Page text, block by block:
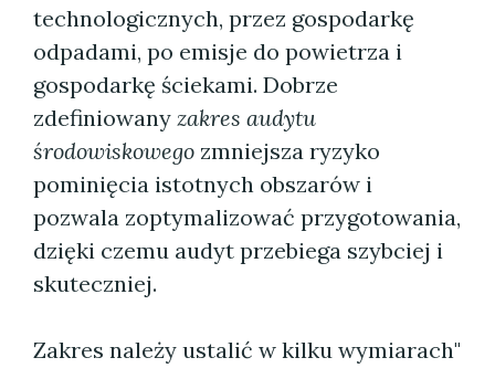
technologicznych, przez gospodarkę
odpadami, po emisje do powietrza i
gospodarkę ściekami. Dobrze
zdefiniowany zakres audytu
środowiskowego zmniejsza ryzyko
pominięcia istotnych obszarów i
pozwala zoptymalizować przygotowania,
dzięki czemu audyt przebiega szybciej i
skuteczniej.
Zakres należy ustalić w kilku wymiarach"